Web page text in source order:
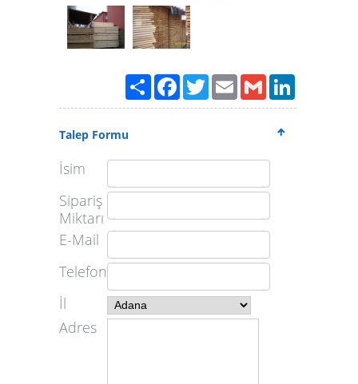
PaylaşFacebook
TwitterEmailGmail
Talep Formu
İsim
Sipariş
Miktarı
E-Mail
Telefon
İl
Adres